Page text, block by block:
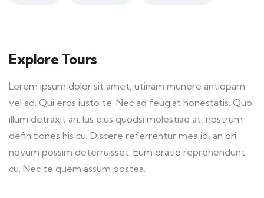
Explore Tours
Lorem ipsum dolor sit amet, utinam munere antiopam
vel ad. Qui eros iusto te. Nec ad feugiat honestatis. Quo
illum detraxit an. Ius eius quodsi molestiae at, nostrum
definitiones his cu. Discere referrentur mea id, an pri
novum possim deterruisset. Eum oratio reprehendunt
cu. Nec te quem assum postea.